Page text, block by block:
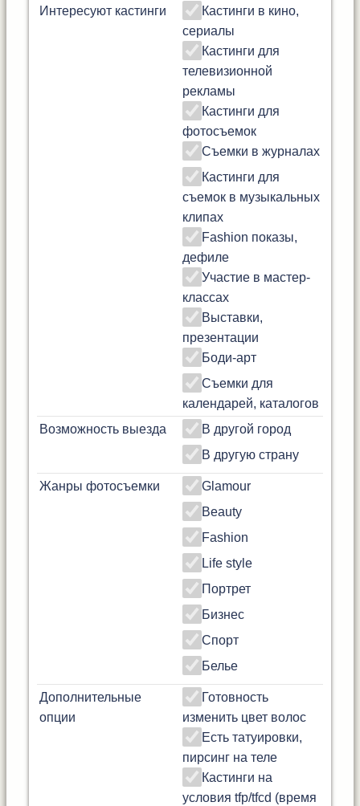
Интересуют кастинги
Кастинги в кино,
сериалы
Кастинги для
телевизионной
рекламы
Кастинги для
фотосъемок
Съемки в журналах
Кастинги для
съемок в музыкальных
клипах
Fashion показы,
дефиле
Участие в мастер-
классах
Выставки,
презентации
Боди-арт
Съемки для
календарей, каталогов
Возможность выезда
В другой город
В другую страну
Жанры фотосъемки
Glamour
Beauty
Fashion
Life style
Портрет
Бизнес
Спорт
Белье
Дополнительные
опции
Готовность
изменить цвет волос
Есть татуировки,
пирсинг на теле
Кастинги на
условия tfp/tfcd (время